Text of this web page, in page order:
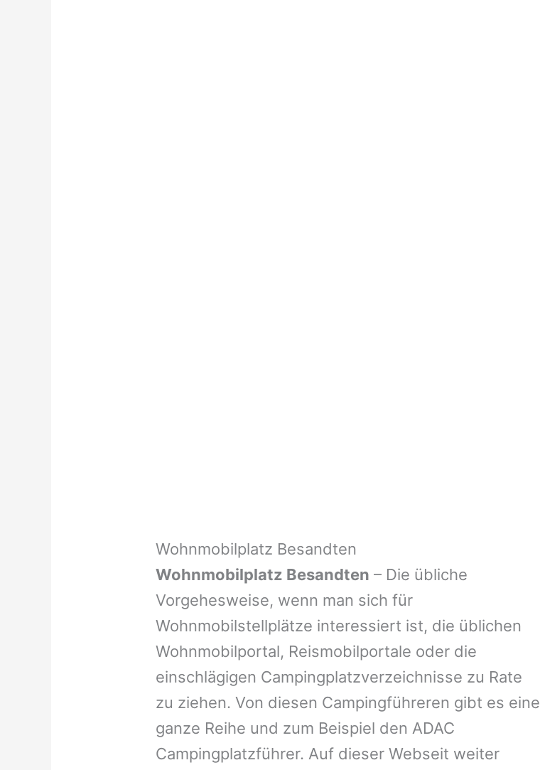
Wohnmobilplatz Besandten
Wohnmobilplatz Besandten – Die übliche
Vorgehesweise, wenn man sich für
Wohnmobilstellplätze interessiert ist, die üblichen
Wohnmobilportal, Reismobilportale oder die
einschlägigen Campingplatzverzeichnisse zu Rate
zu ziehen. Von diesen Campingführeren gibt es eine
ganze Reihe und zum Beispiel den ADAC
Campingplatzführer. Auf dieser Webseit weiter